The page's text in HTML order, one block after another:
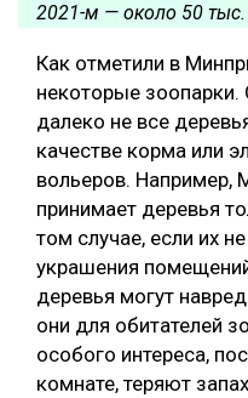
2021-м — около 50 тыс.
Как отметили в
некоторые зоопарки.
далеко не все
качестве корма или
вольеров. Например,
принимает деревья
том случае, если их
украшения
деревья могут
они для обитателей
особого интереса,
комнате, теряют